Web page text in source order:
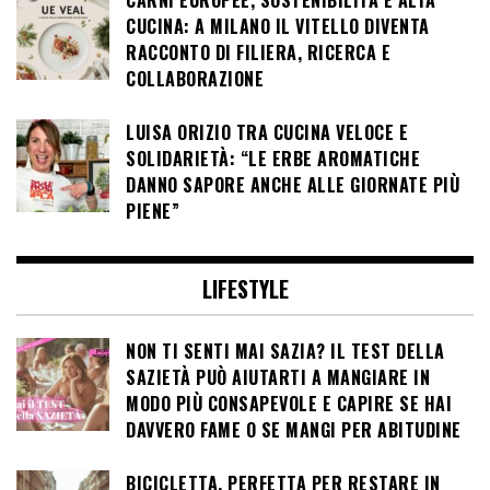
CUCINA: A MILANO IL VITELLO DIVENTA
RACCONTO DI FILIERA, RICERCA E
COLLABORAZIONE
LUISA ORIZIO TRA CUCINA VELOCE E
SOLIDARIETÀ: “LE ERBE AROMATICHE
DANNO SAPORE ANCHE ALLE GIORNATE PIÙ
PIENE”
LIFESTYLE
NON TI SENTI MAI SAZIA? IL TEST DELLA
SAZIETÀ PUÒ AIUTARTI A MANGIARE IN
MODO PIÙ CONSAPEVOLE E CAPIRE SE HAI
DAVVERO FAME O SE MANGI PER ABITUDINE
BICICLETTA, PERFETTA PER RESTARE IN